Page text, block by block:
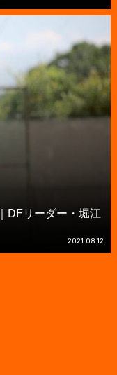
DFリーダー・堀江
2021.08.12